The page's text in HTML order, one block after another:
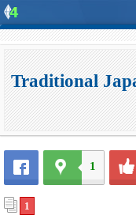
Traditional
1
1